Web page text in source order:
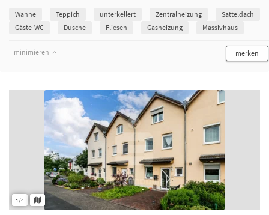
Wanne Teppich unterkellert Zentralheizung
Satteldach
Gäste-WC
Dusche Fliesen Gasheizung Massivhaus
minimieren merken
1/4